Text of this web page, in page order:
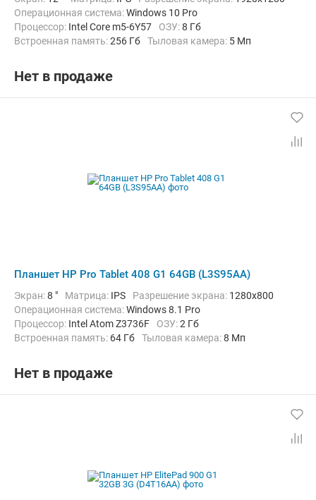
Операционная система:Windows 10 Pro
Процессор: Intel Core m5-6Y57 ОЗУ:8 Гб
Встроенная память:256 Гб Тыловая камера: 5 Мп
Нет в продаже
Планшет HP Pro Tablet 408 G1 64GB (L3S95AA)
Экран:8 " Матрица: IPS Разрешение экрана: 1280x800
Операционная система:Windows 8.1 Pro
Процессор: Intel Atom Z3736F ОЗУ:2 Гб
Встроенная память: 64 Гб Тыловая камера:8 Мп
Нет в продаже